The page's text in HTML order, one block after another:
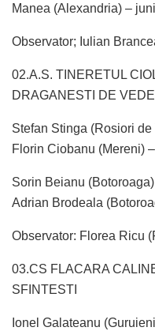
Manea (Alexandria) –
Observator; Iulian
02.A.S. TINERETUL
DRAGANESTI DE VEDE
Stefan Stinga (Rosiori
Florin Ciobanu (Mereni)
Sorin Beianu
Adrian Brodeala
Observator: Florea Ricu
03.CS FLACARA
SFINTESTI
Ionel Galateanu